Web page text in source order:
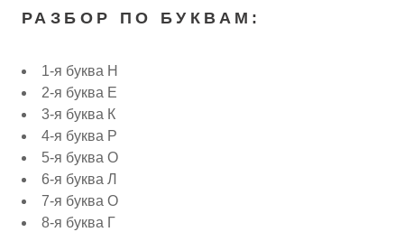
РАЗБОР ПО БУКВАМ:
1-я буква Н
2-я буква Е
3-я буква К
4-я буква Р
5-я буква О
6-я буква Л
7-я буква О
8-я буква Г